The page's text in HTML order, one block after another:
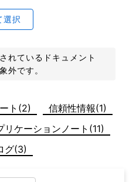
選択
れているドキュメント
外です。
ト(2)
信頼性情報(1)
リケーションノート(11)
グ(3)